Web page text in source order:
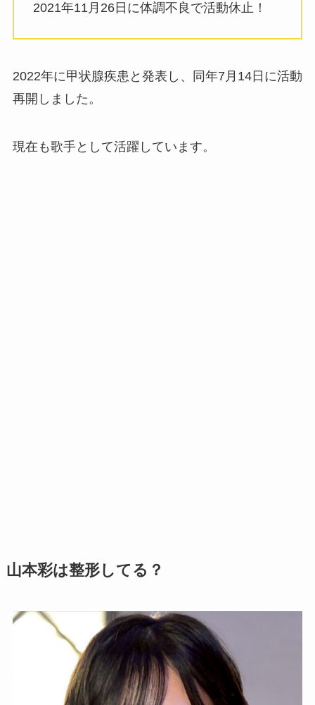
2021年11月26日に体調不良で活動休止！
2022年に甲状腺疾患と発表し、同年7月14日に活動
再開しました。
現在も歌手として活躍しています。
山本彩は整形してる？